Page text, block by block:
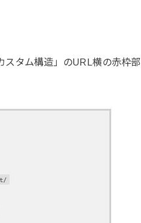
スタム構造」のURL横の赤枠部